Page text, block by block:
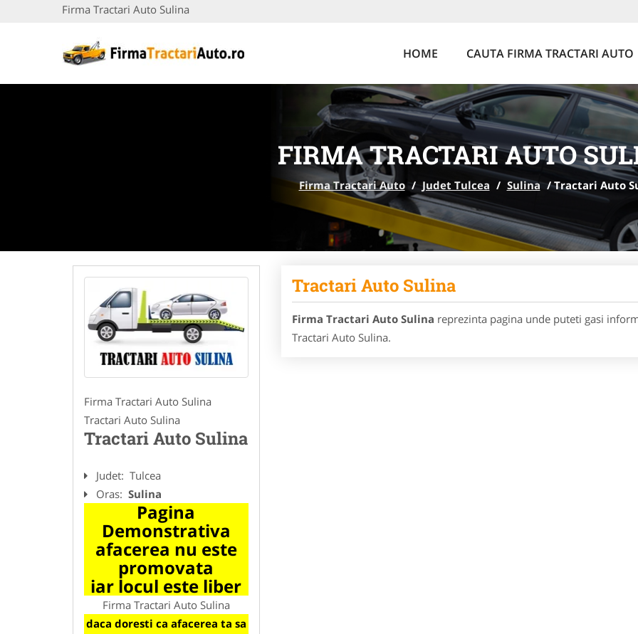
Firma Tractari Auto Sulina
HOME CAUTA FIRMA TRACTARI AUTO
FIRMA TRACTARI AUTO
Firma Tractari Auto / Judet Tulcea / Sulina /Tractari Auto
Firma Tractari Auto Sulina
Tractari Auto Sulina
Tractari Auto Sulina
Judet: Tulcea
Oras: Sulina
Pagina
Demonstrativa
afacerea nu este
promovata
iar locul este liber
Firma Tractari Auto Sulina
daca doresti ca afacerea ta sa
Tractari Auto Sulina
Firma Tractari Auto Sulina reprezinta pagina unde puteti gasi
Tractari Auto Sulina.